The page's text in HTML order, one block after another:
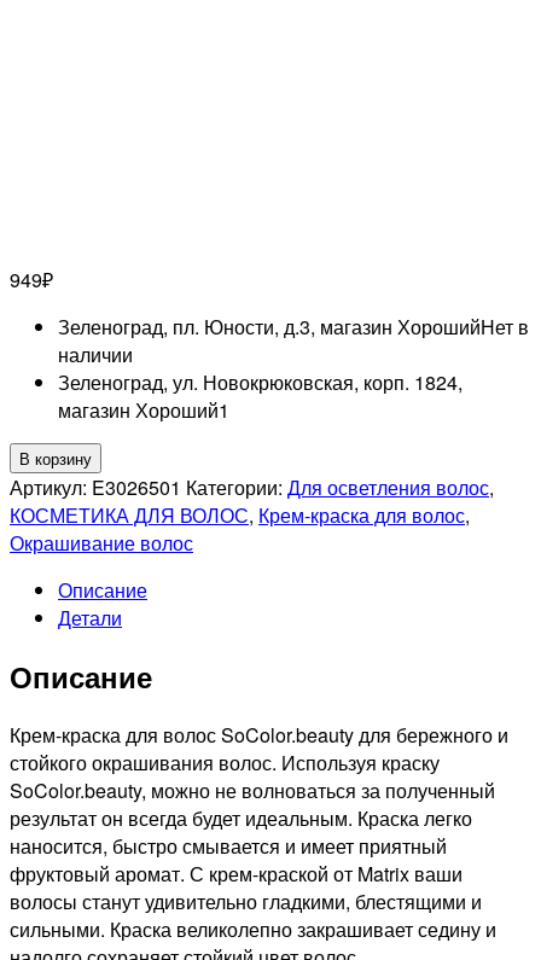
949₽
Зеленоград, пл. Юности, д.3, магазин ХорошийНет в
наличии
Зеленоград, ул. Новокрюковская, корп. 1824,
магазин Хороший1
Количество
товара
MATRIX
PROFESSIONAL
PRE-
СТОЙКАЯ
КРЕМ-
КРАСКА
ДЛЯ
ВОЛОС
ПЕПЕЛЬНЫЙ
ПЛЮС,
90мл
В корзину
Артикул: E3026501 Категории: Для осветления волос,
КОСМЕТИКА ДЛЯ ВОЛОС, Крем-краска для волос,
Окрашивание волос
Описание
Детали
Описание
Крем-краска для волос SoColor.beauty для бережного и
стойкого окрашивания волос. Используя краску
SoColor.beauty, можно не волноваться за полученный
результат он всегда будет идеальным. Краска легко
наносится, быстро смывается и имеет приятный
фруктовый аромат. С крем-краской от Matrix ваши
волосы станут удивительно гладкими, блестящими и
сильными. Краска великолепно закрашивает седину и